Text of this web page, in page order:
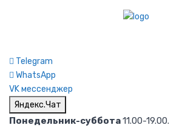
Telegram
WhatsApp
VK мессенджер
Яндекс.Чат
Понедельник-суббота11.00-19.00.